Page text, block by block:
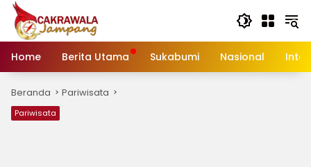
Langsung
konten
Home
Berita Utama Sukabumi Nasional
Beranda Pariwisata
Pariwisata